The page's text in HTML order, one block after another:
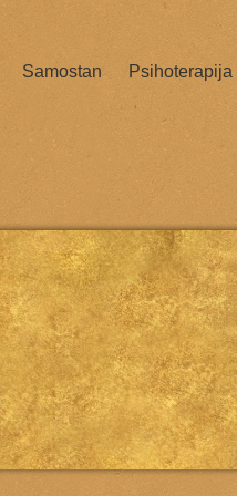
Samostan Psihoterapija